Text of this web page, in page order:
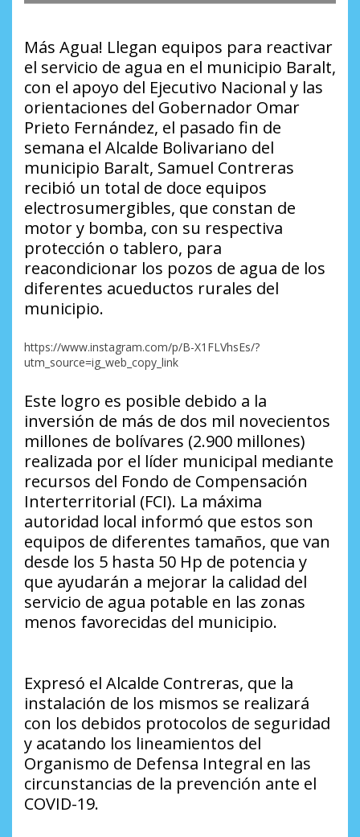
Más Agua! Llegan equipos para reactivar
el servicio de agua en el municipio Baralt,
con el apoyo del Ejecutivo Nacional y las
orientaciones del Gobernador Omar
Prieto Fernández, el pasado fin de
semana el Alcalde Bolivariano del
municipio Baralt, Samuel Contreras
recibió un total de doce equipos
electrosumergibles, que constan de
motor y bomba, con su respectiva
protección o tablero, para
reacondicionar los pozos de agua de los
diferentes acueductos rurales del
municipio.
https://www.instagram.com/p/B-X1FLVhsEs/?
utm_source=ig_web_copy_link
Este logro es posible debido a la
inversión de más de dos mil novecientos
millones de bolívares (2.900 millones)
realizada por el líder municipal mediante
recursos del Fondo de Compensación
Interterritorial (FCI). La máxima
autoridad local informó que estos son
equipos de diferentes tamaños, que van
desde los 5 hasta 50 Hp de potencia y
que ayudarán a mejorar la calidad del
servicio de agua potable en las zonas
menos favorecidas del municipio.
Expresó el Alcalde Contreras, que la
instalación de los mismos se realizará
con los debidos protocolos de seguridad
y acatando los lineamientos del
Organismo de Defensa Integral en las
circunstancias de la prevención ante el
COVID-19.